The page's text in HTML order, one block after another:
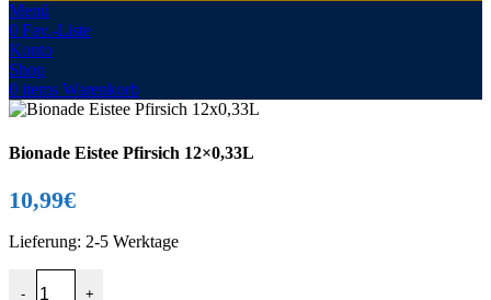
Menü
0 Fav.-Liste
Konto
Shop
0 items Warenkorb
Bionade Eistee Pfirsich 12×0,33L
10,99€
Lieferung: 2-5 Werktage
- +